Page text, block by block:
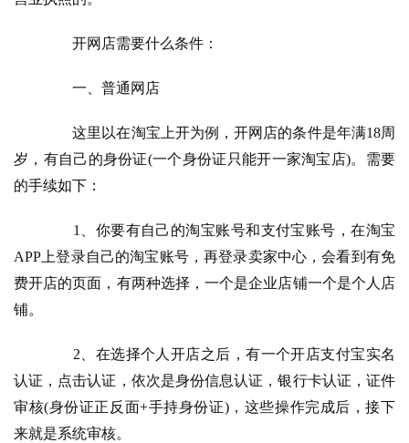
开网店需要什么条件：
一、普通网店
这里以在淘宝上开为例，开网店的条件是年满18周
岁，有自己的身份证(一个身份证只能开一家淘宝店)。需要
的手续如下：
1、你要有自己的淘宝账号和支付宝账号，在淘宝
APP上登录自己的淘宝账号，再登录卖家中心，会看到有免
费开店的页面，有两种选择，一个是企业店铺一个是个人店
铺。
2、在选择个人开店之后，有一个开店支付宝实名
认证，点击认证，依次是身份信息认证，银行卡认证，证件
审核(身份证正反面+手持身份证)，这些操作完成后，接下
来就是系统审核。